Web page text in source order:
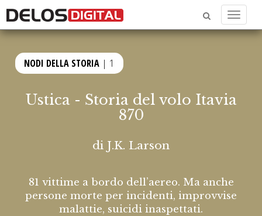
Menu
NODI DELLA STORIA | 1
Ustica - Storia del volo Itavia
870
di J.K. Larson
81 vittime a bordo dell’aereo. Ma anche
persone morte per incidenti, improvvise
malattie, suicidi inaspettati.